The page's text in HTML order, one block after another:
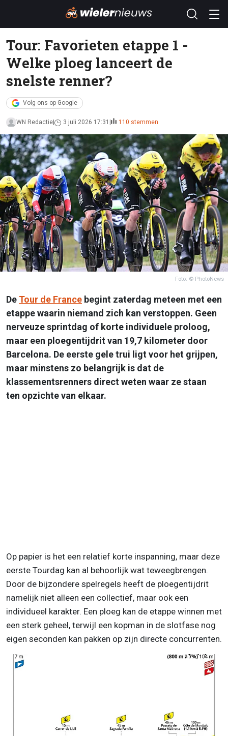
Tour: Favorieten etappe 1 -
Welke ploeg lanceert de
snelste renner?
Volg ons op Google
WN Redactie 3 juli 2026 17:31 110 stemmen
Foto: © PhotoNews
De Tour de France begint zaterdag meteen met een
etappe waarin niemand zich kan verstoppen. Geen
nerveuze sprintdag of korte individuele proloog,
maar een ploegentijdrit van 19,7 kilometer door
Barcelona. De eerste gele trui ligt voor het grijpen,
maar minstens zo belangrijk is dat de
klassementsrenners direct weten waar ze staan
ten opzichte van elkaar.
Op papier is het een relatief korte inspanning, maar deze
eerste Tourdag kan al behoorlijk wat teweegbrengen.
Door de bijzondere spelregels heeft de ploegentijdrit
namelijk niet alleen een collectief, maar ook een
individueel karakter. Een ploeg kan de etappe winnen met
een sterk geheel, terwijl een kopman in de slotfase nog
eigen seconden kan pakken op zijn directe concurrenten.